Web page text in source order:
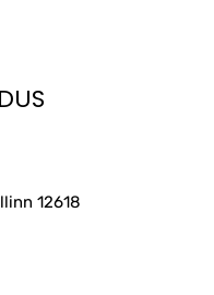
12618